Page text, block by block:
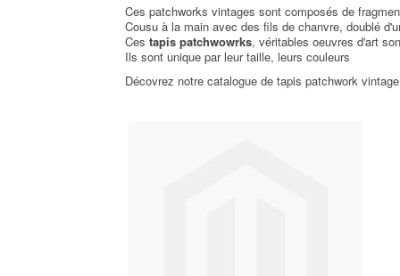
Ces patchworks vintages sont composés de
Cousu à la main avec des fils de chanvre, doublé
Ces tapis patchwowrks, véritables oeuvres d'art
Ils sont unique par leur taille, leurs couleurs
Décovrez notre catalogue de tapis patchwork vintage